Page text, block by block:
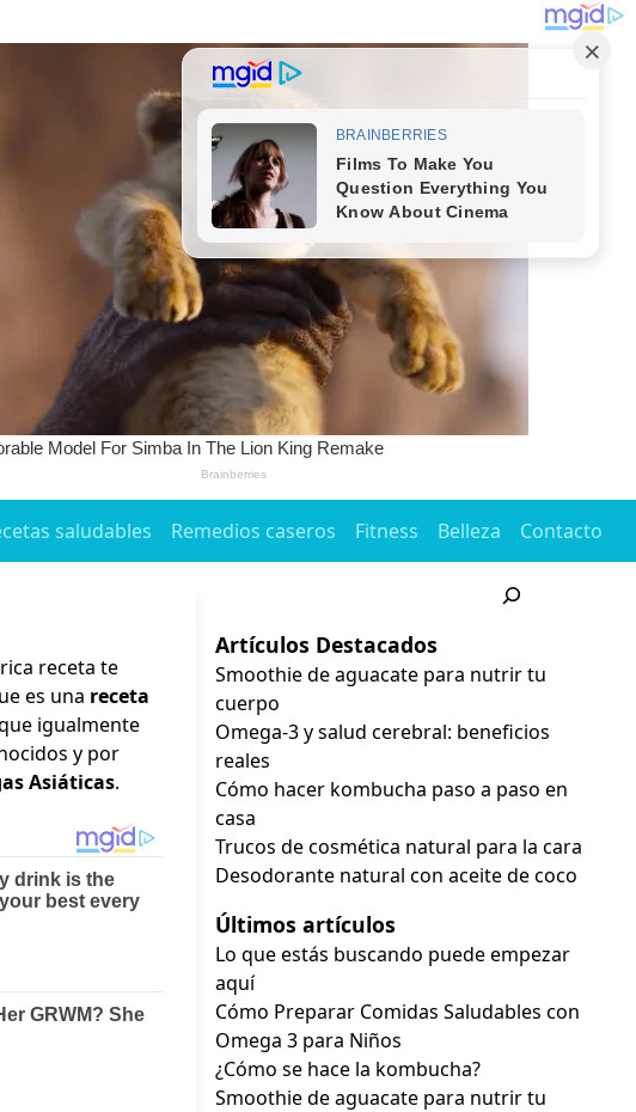
saludables Remedios caseros Fitness Belleza Contacto
receta te
es una receta
igualmente
y por
Asiáticas.
Artículos Destacados
Smoothie de aguacate para nutrir tu
cuerpo
Omega-3 y salud cerebral: beneficios
reales
Cómo hacer kombucha paso a paso en
casa
Trucos de cosmética natural para la cara
Desodorante natural con aceite de coco
Últimos artículos
Lo que estás buscando puede empezar
aquí
Cómo Preparar Comidas Saludables con
Omega 3 para Niños
¿Cómo se hace la kombucha?
Smoothie de aguacate para nutrir tu